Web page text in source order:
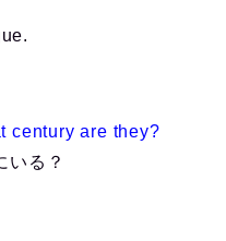
century are they?
いる？